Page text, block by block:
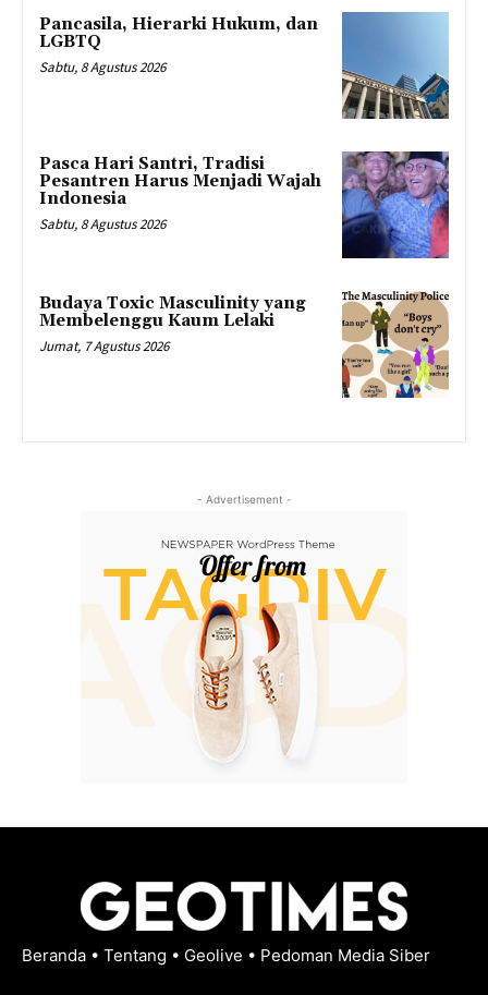
Pancasila, Hierarki Hukum, dan
LGBTQ
Sabtu, 8 Agustus 2026
Pasca Hari Santri, Tradisi
Pesantren Harus Menjadi Wajah
Indonesia
Sabtu, 8 Agustus 2026
Budaya Toxic Masculinity yang
Membelenggu Kaum Lelaki
Jumat, 7 Agustus 2026
- Advertisement -
Beranda • Tentang • Geolive • Pedoman Media Siber